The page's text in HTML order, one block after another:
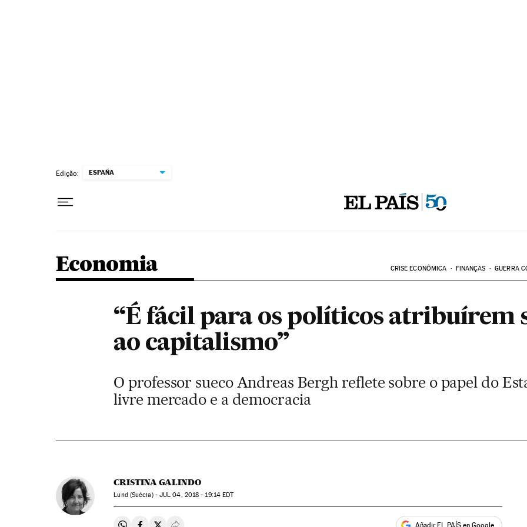
Edição: ESPAÑA
Economia CRISE ECONÔMICA FINANÇAS GUERRA
“É fácil para os políticos atribuírem
ao capitalismo”
O professor sueco Andreas Bergh reflete sobre o papel do
livre mercado e a democracia
CRISTINA GALINDO
Lund (Suécia) - JUL 04, 2018 - 19:14EDT
Añadir EL PAÍS en Google